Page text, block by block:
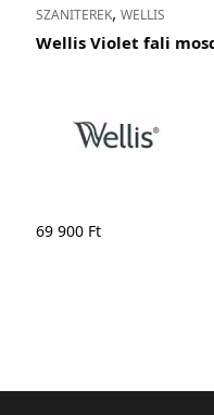
SZANITEREK, WELLIS
Wellis Violet fali
69 900 Ft